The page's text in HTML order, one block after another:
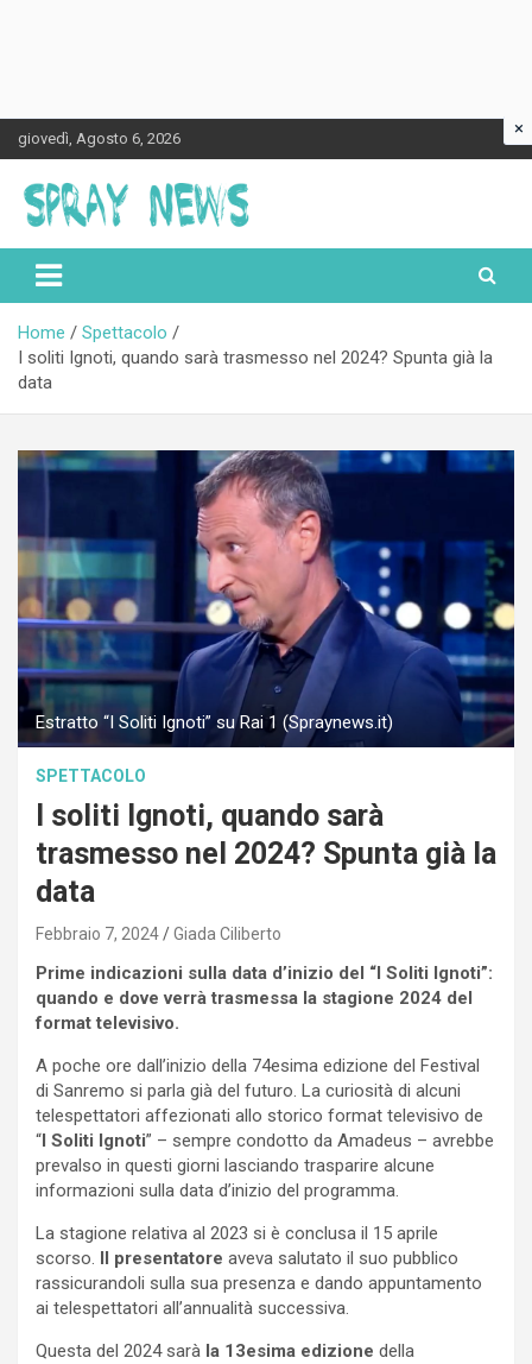
Skip
to
content
giovedì, Agosto 6, 2026
Spraynews.it
Home
Spettacolo
I soliti Ignoti, quando sarà trasmesso nel 2024? Spunta già la
data
Estratto “I Soliti Ignoti” su Rai 1 (Spraynews.it)
SPETTACOLO
I soliti Ignoti, quando sarà
trasmesso nel 2024? Spunta già la
data
Febbraio 7, 2024 Giada Ciliberto
Prime indicazioni sulla data d’inizio del “I Soliti Ignoti”:
quando e dove verrà trasmessa la stagione 2024 del
format televisivo.
A poche ore dall’inizio della 74esima edizione del Festival
di Sanremo si parla già del futuro. La curiosità di alcuni
telespettatori affezionati allo storico format televisivo de
“ I Soliti Ignoti” – sempre condotto da Amadeus – avrebbe
prevalso in questi giorni lasciando trasparire alcune
informazioni sulla data d’inizio del programma.
La stagione relativa al 2023 si è conclusa il 15 aprile
scorso.
Il presentatore aveva salutato il suo pubblico
rassicurandoli sulla sua presenza e dando appuntamento
ai telespettatori all’annualità successiva.
Questa del 2024 sarà la 13esima edizione della
×